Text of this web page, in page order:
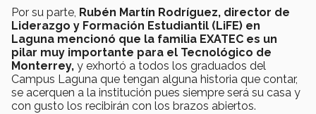
Por su parte, Rubén Martín Rodríguez, director de
Liderazgo y Formación Estudiantil (LiFE) en
Laguna mencionó que la familia EXATEC es un
pilar muy importante para el Tecnológico de
Monterrey, y exhortó a todos los graduados del
Campus Laguna que tengan alguna historia que contar,
se acerquen a la institución pues siempre será su casa y
con gusto los recibirán con los brazos abiertos.